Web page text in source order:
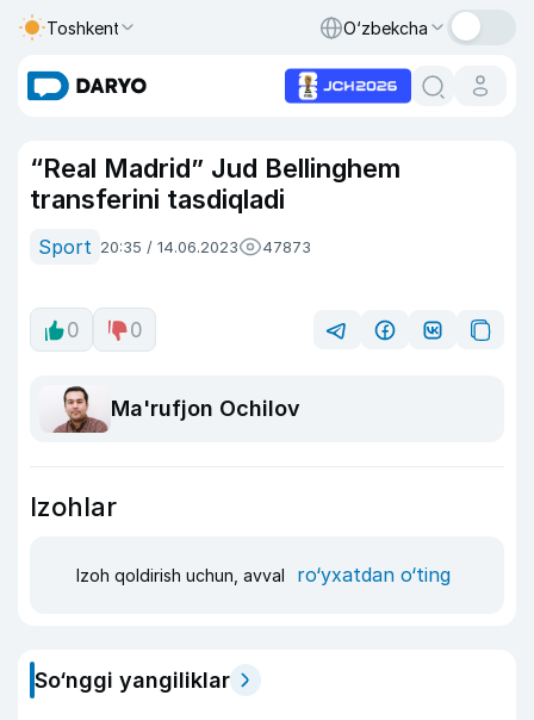
Toshkent O‘zbekcha
“Real Madrid” Jud Bellinghem
transferini tasdiqladi
Sport 20:35 / 14.06.2023 47873
0 0
Ma'rufjon Ochilov
Izohlar
Izoh qoldirish uchun, avval ro‘yxatdan o‘ting
So‘nggi yangiliklar